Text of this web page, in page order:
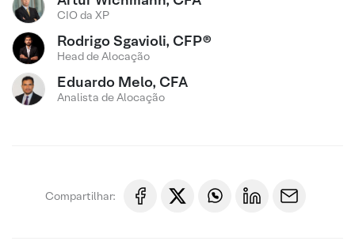
CIO da XP
Rodrigo Sgavioli, CFP®
Head de Alocação
Eduardo Melo, CFA
Analista de Alocação
Compartilhar: